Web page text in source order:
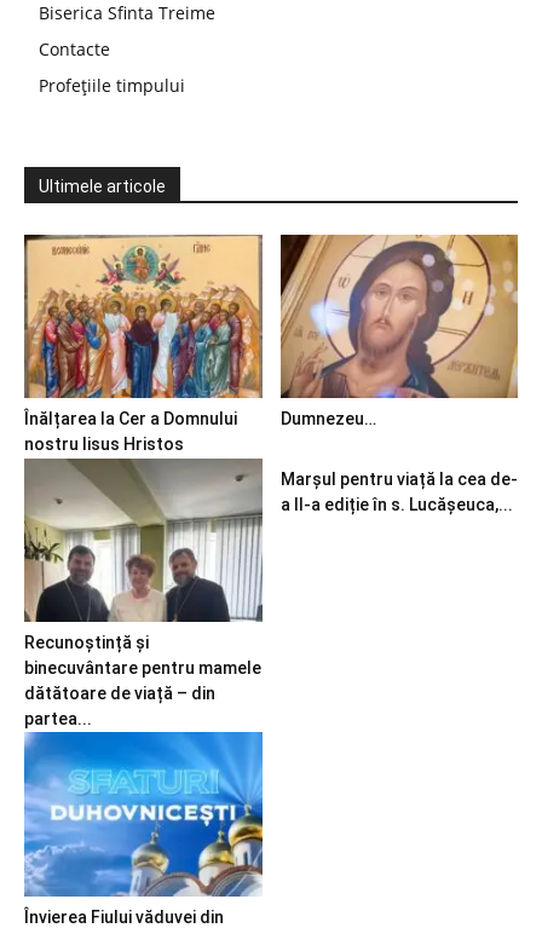
Biserica Sfinta Treime
Contacte
Profețiile timpului
Ultimele articole
Înălțarea la Cer a Domnului
nostru Iisus Hristos
Dumnezeu…
Recunoștință și
binecuvântare pentru mamele
dătătoare de viață – din
partea...
Marșul pentru viață la cea de-
a II-a ediție în s. Lucășeuca,...
Învierea Fiului văduvei din